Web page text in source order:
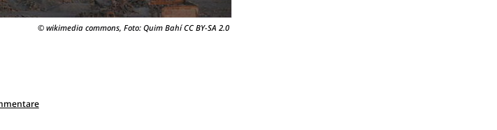
© wikimedia commons, Foto: Quim BahíCC BY-SA 2.0